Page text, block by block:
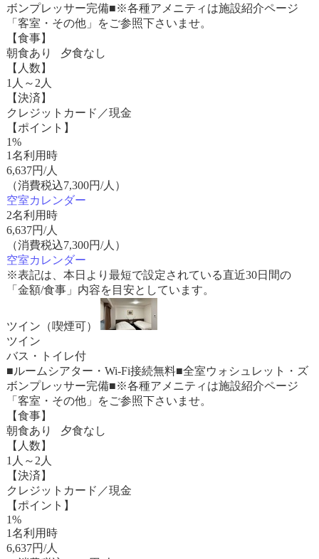
ボンプレッサー完備■※各種アメニティは施設紹介ページ
「客室・その他」をご参照下さいませ。
【食事】
朝食あり 夕食なし
【人数】
1人～2人
【決済】
クレジットカード／現金
【ポイント】
1%
1名利用時
6,637円/人
（消費税込7,300円/人）
空室カレンダー
2名利用時
6,637円/人
（消費税込7,300円/人）
空室カレンダー
※表記は、本日より最短で設定されている直近30日間の
「金額/食事」内容を目安としています。
ツイン（喫煙可）
ツイン
バス・トイレ付
■ルームシアター・Wi-Fi接続無料■全室ウォシュレット・ズ
ボンプレッサー完備■※各種アメニティは施設紹介ページ
「客室・その他」をご参照下さいませ。
【食事】
朝食あり 夕食なし
【人数】
1人～2人
【決済】
クレジットカード／現金
【ポイント】
1%
1名利用時
6,637円/人